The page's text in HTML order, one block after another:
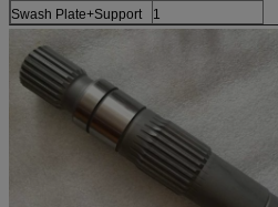
Swash Plate+Support
1